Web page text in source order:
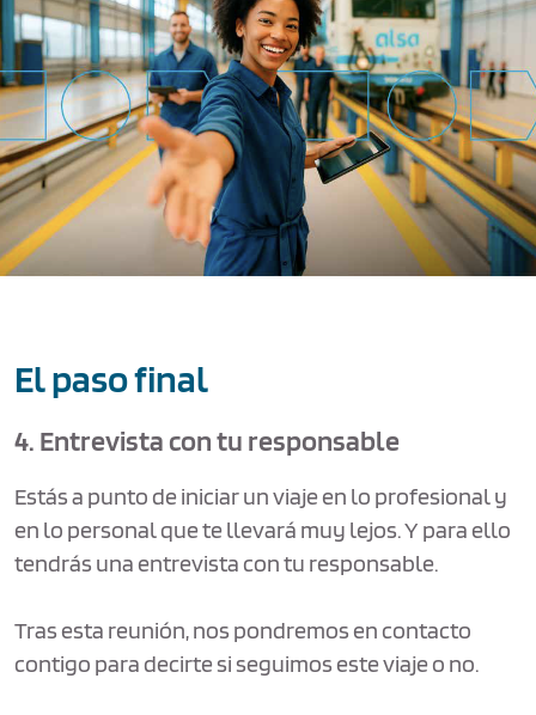
El paso final
4. Entrevista con tu responsable
Estás a punto de iniciar un viaje en lo profesional y
en lo personal que te llevará muy lejos. Y para ello
tendrás una entrevista con tu responsable.
Tras esta reunión, nos pondremos en contacto
contigo para decirte si seguimos este viaje o no.